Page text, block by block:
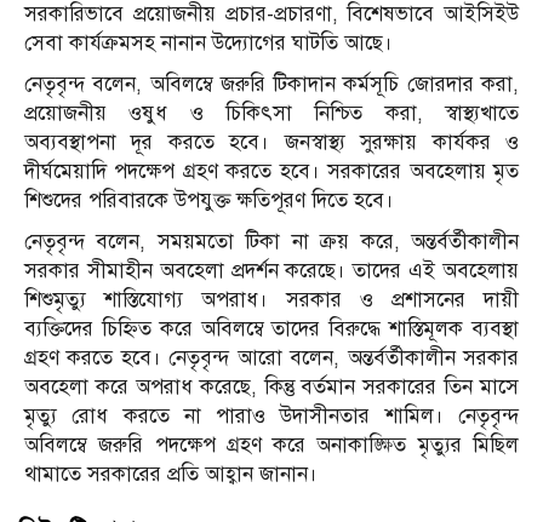
সরকারিভাবে প্রয়োজনীয় প্রচার-প্রচারণা, বিশেষভাবে আইসিইউ
সেবা কার্যক্রমসহ নানান উদ্যোগের ঘাটতি আছে।
নেতৃবৃন্দ বলেন, অবিলম্বে জরুরি টিকাদান কর্মসূচি জোরদার করা,
প্রয়োজনীয় ওষুধ ও চিকিৎসা নিশ্চিত করা, স্বাস্থ্যখাতে
অব্যবস্থাপনা দূর করতে হবে। জনস্বাস্থ্য সুরক্ষায় কার্যকর ও
দীর্ঘমেয়াদি পদক্ষেপ গ্রহণ করতে হবে। সরকারের অবহেলায় মৃত
শিশুদের পরিবারকে উপযুক্ত ক্ষতিপূরণ দিতে হবে।
নেতৃবৃন্দ বলেন, সময়মতো টিকা না ক্রয় করে, অন্তর্বর্তীকালীন
সরকার সীমাহীন অবহেলা প্রদর্শন করেছে। তাদের এই অবহেলায়
শিশুমৃত্যু শাস্তিযোগ্য অপরাধ। সরকার ও প্রশাসনের দায়ী
ব্যক্তিদের চিহ্নিত করে অবিলম্বে তাদের বিরুদ্ধে শাস্তিমূলক ব্যবস্থা
গ্রহণ করতে হবে। নেতৃবৃন্দ আরো বলেন, অন্তর্বর্তীকালীন সরকার
অবহেলা করে অপরাধ করেছে, কিন্তু বর্তমান সরকারের তিন মাসে
মৃত্যু রোধ করতে না পারাও উদাসীনতার শামিল। নেতৃবৃন্দ
অবিলম্বে জরুরি পদক্ষেপ গ্রহণ করে অনাকাঙ্ক্ষিত মৃত্যুর মিছিল
থামাতে সরকারের প্রতি আহ্বান জানান।